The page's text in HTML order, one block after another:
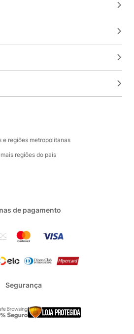
e regiões metropolitanas
regiões do país
de pagamento
Segurança